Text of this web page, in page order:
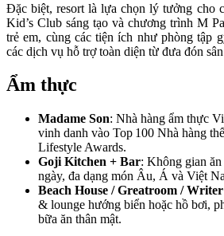
Đặc biệt, resort là lựa chọn lý tưởng cho
Kid’s Club sáng tạo và chương trình M
trẻ em, cùng các tiện ích như phòng tập
các dịch vụ hỗ trợ toàn diện từ đưa đón
Ẩm thực
Madame Son: Nhà hàng ẩm thực
vinh danh vào Top 100 Nhà hàng
Lifestyle Awards.
Goji Kitchen + Bar: Không gian
ngày, đa dạng món Âu, Á và Việt
Beach House / Greatroom /
& lounge hướng biển hoặc hồ bơi,
bữa ăn thân mật.